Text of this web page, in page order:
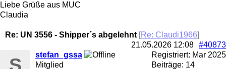
Liebe Grüße aus MUC
Claudia
Re: UN 3556 - Shipper´s abgelehnt [Re: Claudi1966]
#40873
21.05.2026 12:08
Registriert: Mar 2025
Beiträge: 14
stefan_gssa
Mitglied